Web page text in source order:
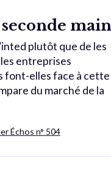
main
plutôt que de les
entreprises
font-elles face à cette
du marché de la
Échos n° 504